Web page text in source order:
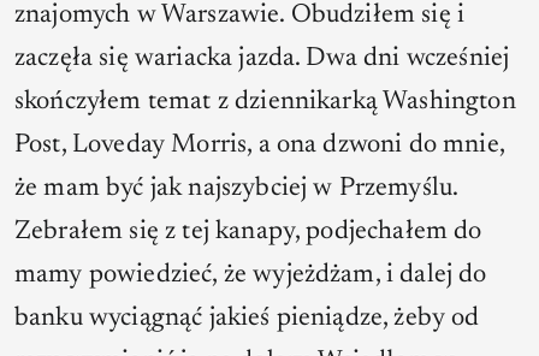
znajomych w Warszawie. Obudziłem się i
zaczęła się wariacka jazda. Dwa dni wcześniej
skończyłem temat z dziennikarką Washington
Post, Loveday Morris, a ona dzwoni do mnie,
że mam być jak najszybciej w Przemyślu.
Zebrałem się z tej kanapy, podjechałem do
mamy powiedzieć, że wyjeżdżam, i dalej do
banku wyciągnąć jakieś pieniądze, żeby od